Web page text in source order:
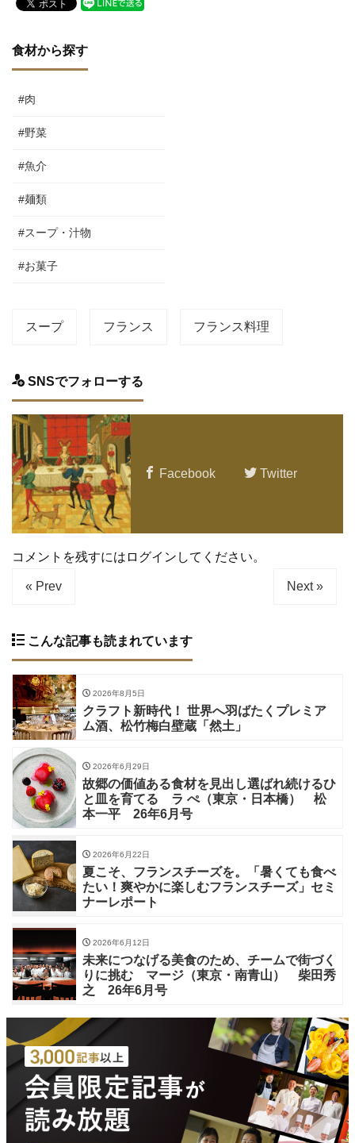
食材から探す
#肉
#野菜
#魚介
#麺類
#スープ・汁物
#お菓子
スープ フランス フランス料理
SNSでフォローする
Facebook Twitter
コメントを残すにはログインしてください。
« Prev Next »
こんな記事も読まれています
2026年8月5日
クラフト新時代！ 世界へ羽ばたくプレミア
ム酒、松竹梅白壁蔵「然土」
2026年6月29日
故郷の価値ある食材を見出し選ばれ続けるひ
と皿を育てる ラ ぺ（東京・日本橋） 松
本一平 26年6月号
2026年6月22日
夏こそ、フランスチーズを。「暑くても食べ
たい！爽やかに楽しむフランスチーズ」セミ
ナーレポート
2026年6月12日
未来につなげる美食のため、チームで街づく
りに挑む マージ（東京・南青山） 柴田秀
之 26年6月号